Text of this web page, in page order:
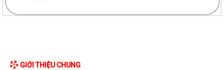
GIỚI THIỆU CHUNG